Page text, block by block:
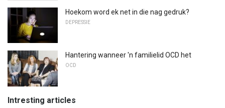
Hoekom word ek net in die nag gedruk?
DEPRESSIE
Hantering wanneer 'n familielid OCD het
OCD
Intresting articles